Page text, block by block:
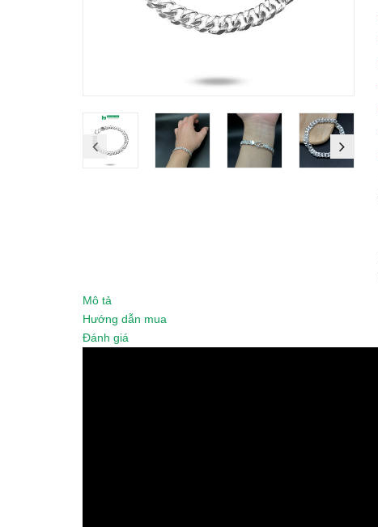
Mô tả
Hướng dẫn mua
Đánh giá